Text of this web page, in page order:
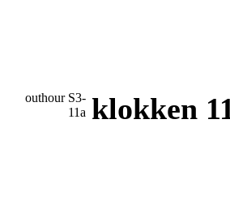
outhour S3-
11a klokken